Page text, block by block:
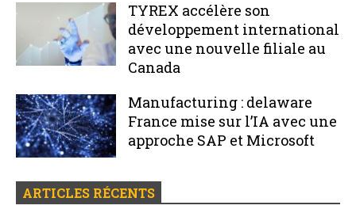
TYREX accélère son
développement international
avec une nouvelle filiale au
Canada
Manufacturing : delaware
France mise sur l’IA avec une
approche SAP et Microsoft
ARTICLES RÉCENTS